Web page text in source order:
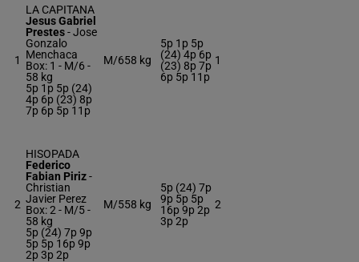
1
LA CAPITANA
Jesus Gabriel
Prestes-Jose
Gonzalo
Menchaca
Box: 1 - M/6 -
58 kg
5p 1p 5p (24)
4p 6p (23) 8p
7p 6p 5p 11p
M/658 kg
5p 1p 5p
(24) 4p 6p
(23) 8p 7p
6p 5p 11p
1
2
HISOPADA
Federico
Fabian Piriz-
Christian
Javier Perez
Box: 2 - M/5 -
58 kg
5p (24) 7p 9p
5p 5p 16p 9p
2p 3p 2p
M/558 kg
5p (24) 7p
9p 5p 5p
16p 9p 2p
3p 2p
2